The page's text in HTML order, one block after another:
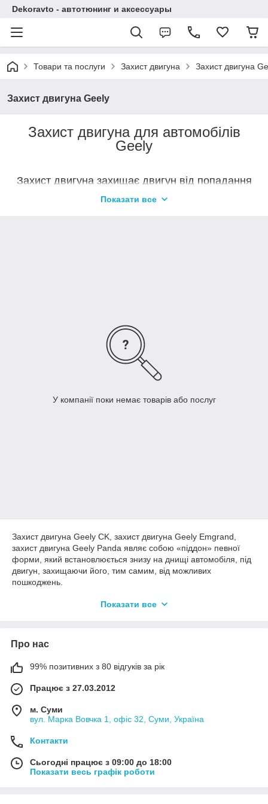
Dekoravto - автотюнинг и аксессуары
Товари та послуги Захист двигуна Захист двигуна
Захист двигуна Geely
Захист двигуна для автомобілів
Geely
Захист двигуна захищає двигун від попадання
пилу. Щоб додатково підвищити зносостійкість і
Показати все
У компанії поки немає товарів або послуг
Захист двигуна Geely CK, захист двигуна Geely Emgrand,
захист двигуна Geely Panda являє собою «піддон» певної
форми, який встановлюється знизу на днищі автомобіля, під
двигун, захищаючи його, тим самим, від можливих
пошкоджень.
Емгранд, захисту картера Джилі Панда Кольчуга
гумових або пластикових вставок-амортизаторів в місцях
яким захист не деренчить.
Купити захист двигуна Geely CK, захист двигуна Geely
Emgrand, захист двигуна Geely Panda можна в нашому
інтернет-магазині Декоравто з доставкою по Україні.
Показати все
Про нас
99% позитивних з 80 відгуків за рік
Працює з 27.03.2012
м. Суми
вул. Марка Вовчка 1, офіс 32, Суми, Україна
Контакти
Сьогодні працює з 09:00 до 18:00
Показати весь графік роботи